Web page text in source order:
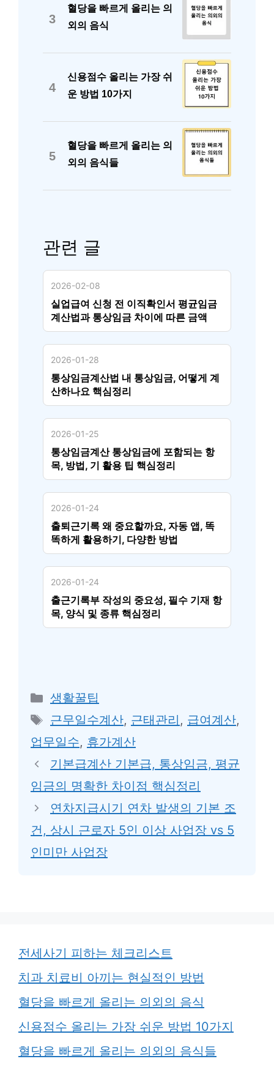
3
혈당을 빠르게 올리는 의
외의 음식
4
신용점수 올리는 가장 쉬
운 방법 10가지
5
혈당을 빠르게 올리는 의
외의 음식들
관련 글
2026-02-08
실업급여 신청 전 이직확인서 평균임금
계산법과 통상임금 차이에 따른 금액
2026-01-28
통상임금계산법 내 통상임금, 어떻게 계
산하나요 핵심정리
2026-01-25
통상임금계산 통상임금에 포함되는 항
목, 방법, 기 활용 팁 핵심정리
2026-01-24
출퇴근기록 왜 중요할까요, 자동 앱, 똑
똑하게 활용하기, 다양한 방법
2026-01-24
출근기록부 작성의 중요성, 필수 기재 항
목, 양식 및 종류 핵심정리
카
테
리
생활꿀팁
태
그
근무일수계산, 근태관리 , 급여계산,
업무일수, 휴가계산
기본급계산 기본급, 통상임금, 평균
임금의 명확한 차이점 핵심정리
연차지급시기 연차 발생의 기본 조
건, 상시 근로자 5인 이상 사업장 vs 5
인미만 사업장
전세사기 피하는 체크리스트
치과 치료비 아끼는 현실적인 방법
혈당을 빠르게 올리는 의외의 음식
신용점수 올리는 가장 쉬운 방법 10가지
혈당을 빠르게 올리는 의외의 음식들